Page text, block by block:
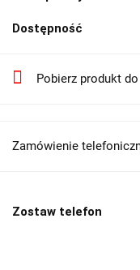
Dostępność
Pobierz produkt do
Zamówienie
Zostaw telefon